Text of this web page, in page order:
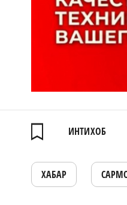
ИНТИХОБ
ХАБАР